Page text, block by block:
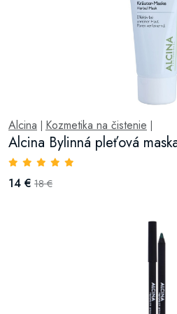
Alcina Kozmetika na čistenie
Alcina Bylinná pleťová
14 € 18 €